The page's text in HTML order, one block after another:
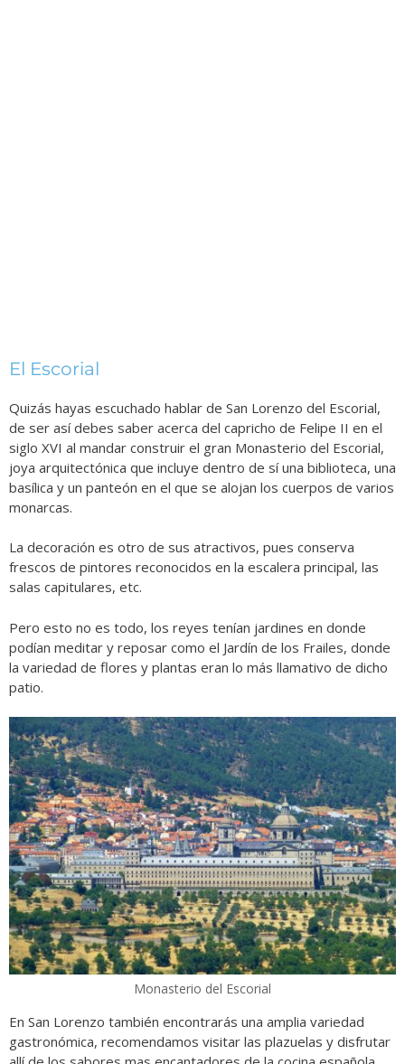
El Escorial
Quizás hayas escuchado hablar de San Lorenzo del Escorial,
de ser así debes saber acerca del capricho de Felipe II en el
siglo XVI al mandar construir el gran Monasterio del Escorial,
joya arquitectónica que incluye dentro de sí una biblioteca, una
basílica y un panteón en el que se alojan los cuerpos de varios
monarcas.
La decoración es otro de sus atractivos, pues conserva
frescos de pintores reconocidos en la escalera principal, las
salas capitulares, etc.
Pero esto no es todo, los reyes tenían jardines en donde
podían meditar y reposar como el Jardín de los Frailes, donde
la variedad de flores y plantas eran lo más llamativo de dicho
patio.
Monasterio del Escorial
En San Lorenzo también encontrarás una amplia variedad
gastronómica, recomendamos visitar las plazuelas y disfrutar